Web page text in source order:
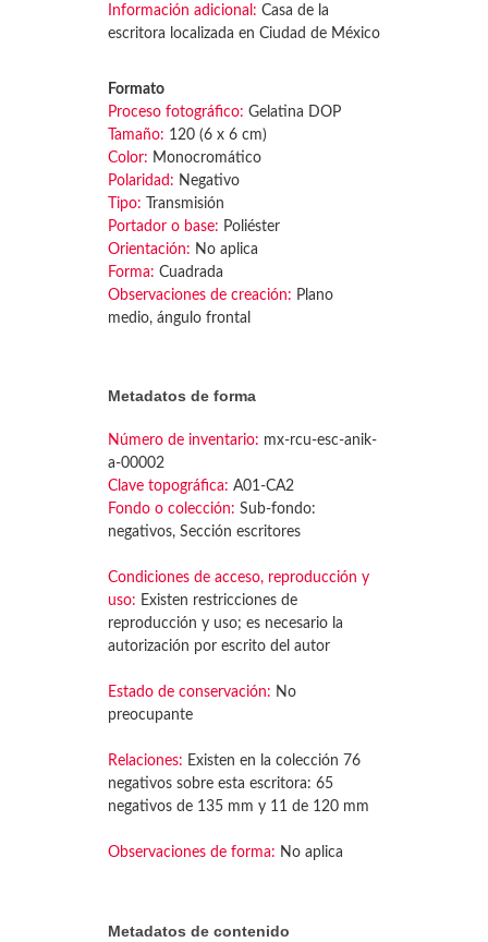
Información adicional: Casa de la
escritora localizada en Ciudad de México
Formato
Proceso fotográfico: Gelatina DOP
Tamaño: 120 (6 x 6 cm)
Color: Monocromático
Polaridad: Negativo
Tipo: Transmisión
Portador o base: Poliéster
Orientación: No aplica
Forma: Cuadrada
Observaciones de creación: Plano
medio, ángulo frontal
Metadatos de forma
Número de inventario: mx-rcu-esc-anik-
a-00002
Clave topográfica: A01-CA2
Fondo o colección: Sub-fondo:
negativos, Sección escritores
Condiciones de acceso, reproducción y
uso: Existen restricciones de
reproducción y uso; es necesario la
autorización por escrito del autor
Estado de conservación: No
preocupante
Relaciones: Existen en la colección 76
negativos sobre esta escritora: 65
negativos de 135 mm y 11 de 120 mm
Observaciones de forma: No aplica
Metadatos de contenido